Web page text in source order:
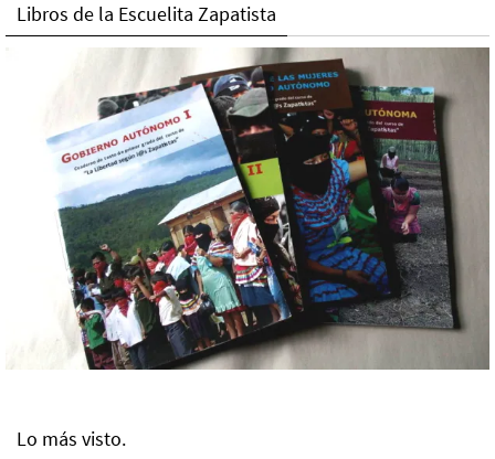
Libros de la Escuelita Zapatista
Lo más visto.